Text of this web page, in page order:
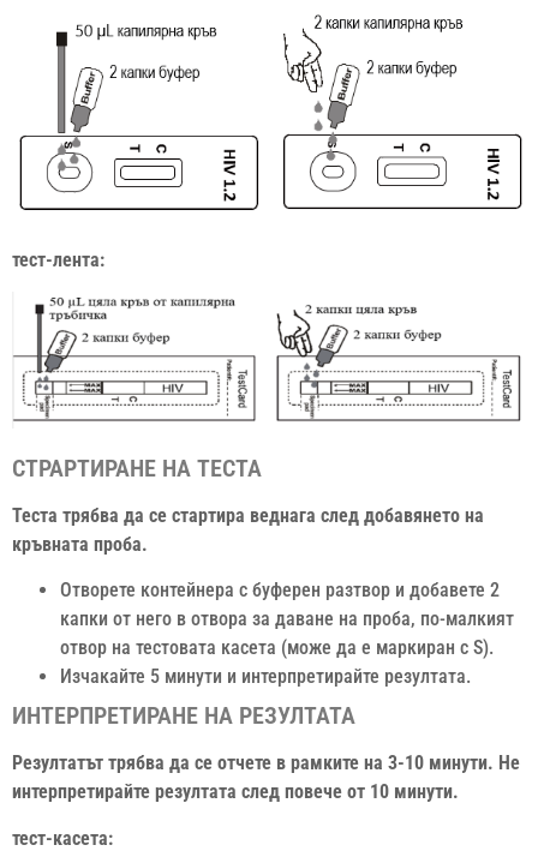
тест-лента:
СТРАРТИРАНЕ НА ТЕСТА
Теста трябва да се стартира веднага след добавянето на
кръвната проба.
Отворете контейнера с буферен разтвор и добавете 2
капки от него в отвора за даване на проба, по-малкият
отвор на тестовата касета (може да е маркиран с S).
Изчакайте 5 минути и интерпретирайте резултата.
ИНТЕРПРЕТИРАНЕ НА РЕЗУЛТАТА
Резултатът трябва да се отчете в рамките на 3-10 минути. Не
интерпретирайте резултата след повече от 10 минути.
тест-касета: